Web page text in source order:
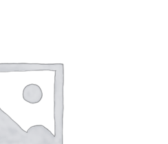
SHPORTË